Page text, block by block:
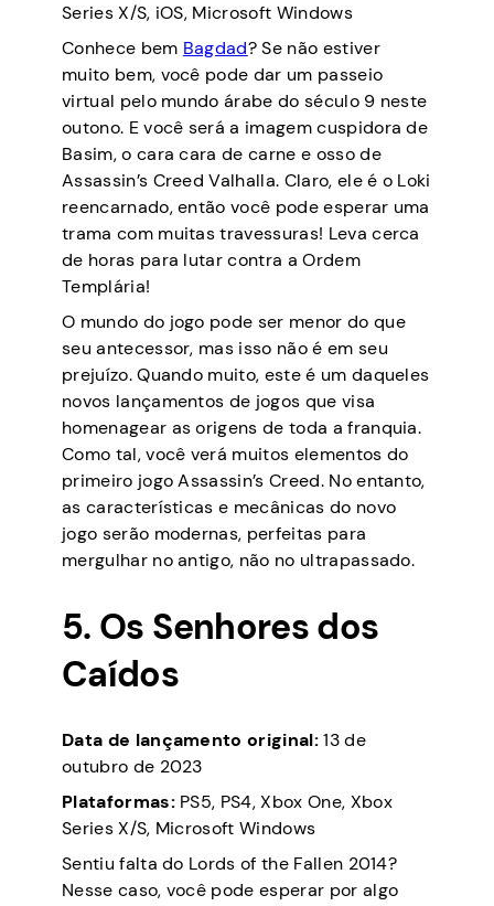
Series X/S, iOS, Microsoft Windows
Conhece bem Bagdad? Se não estiver
muito bem, você pode dar um passeio
virtual pelo mundo árabe do século 9 neste
outono. E você será a imagem cuspidora de
Basim, o cara cara de carne e osso de
Assassin’s Creed Valhalla. Claro, ele é o Loki
reencarnado, então você pode esperar uma
trama com muitas travessuras! Leva cerca
de horas para lutar contra a Ordem
Templária!
O mundo do jogo pode ser menor do que
seu antecessor, mas isso não é em seu
prejuízo. Quando muito, este é um daqueles
novos lançamentos de jogos que visa
homenagear as origens de toda a franquia.
Como tal, você verá muitos elementos do
primeiro jogo Assassin’s Creed. No entanto,
as características e mecânicas do novo
jogo serão modernas, perfeitas para
mergulhar no antigo, não no ultrapassado.
5. Os Senhores dos
Caídos
Data de lançamento original:13 de
outubro de 2023
Plataformas:PS5, PS4, Xbox One, Xbox
Series X/S, Microsoft Windows
Sentiu falta do Lords of the Fallen 2014?
Nesse caso, você pode esperar por algo